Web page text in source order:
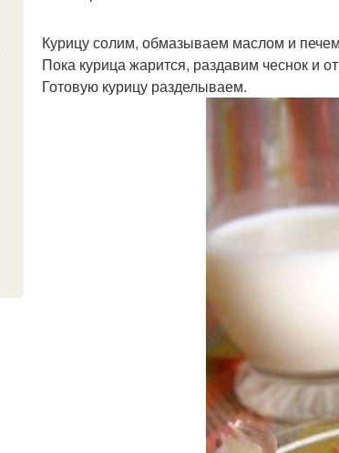
Курицу солим, обмазываем маслом и
Пока курица жарится, раздавим чеснок и
Готовую курицу разделываем.